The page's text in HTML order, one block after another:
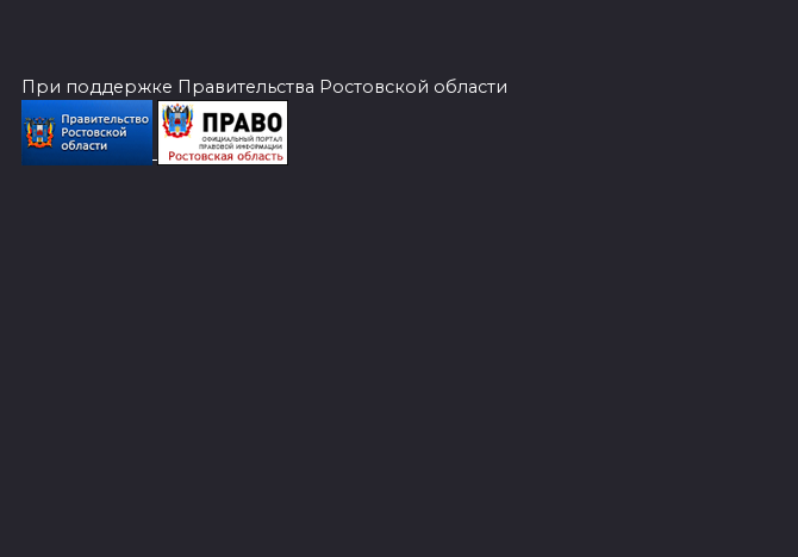
При поддержке Правительства Ростовской области